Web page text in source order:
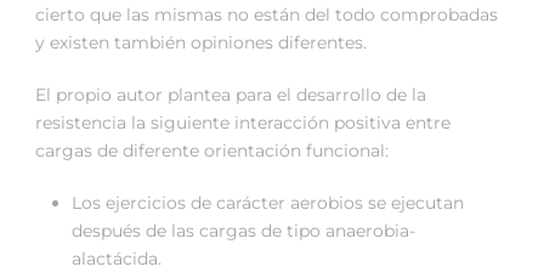
cierto que las mismas no están del todo comprobadas
y existen también opiniones diferentes.
El propio autor plantea para el desarrollo de la
resistencia la siguiente interacción positiva entre
cargas de diferente orientación funcional:
Los ejercicios de carácter aerobios se ejecutan
después de las cargas de tipo anaerobia-
alactácida.